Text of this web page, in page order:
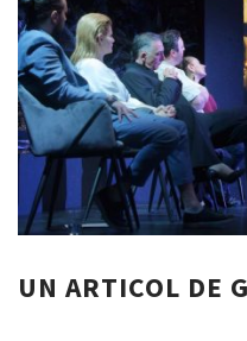
UN ARTICOL DE